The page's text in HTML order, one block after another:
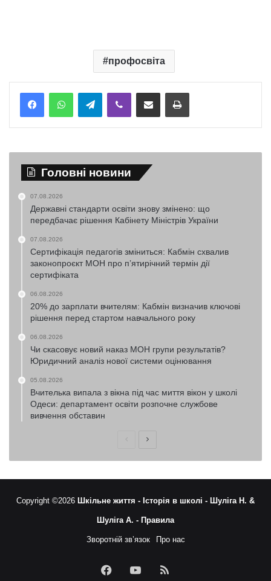
профосвіта
TelegramViber Надіслати електронною поштоюНадрукувати
Головні новини
07.08.2026
Державні стандарти освіти знову змінено: що
передбачає рішення Кабінету Міністрів України
07.08.2026
Сертифікація педагогів зміниться: Кабмін схвалив
законопроєкт МОН про п’ятирічний термін дії
сертифіката
06.08.2026
20% до зарплати вчителям: Кабмін визначив ключові
рішення перед стартом навчального року
06.08.2026
Чи скасовує новий наказ МОН групи результатів?
Юридичний аналіз нової системи оцінювання
05.08.2026
Вчителька випала з вікна під час миття вікон у школі
Одеси: департамент освіти розпочне службове
вивчення обставин
ПопередняНаступна
Copyright ©2026 Шкільне життя - Історія в школі - Шуліга Н. &
Шуліга А. - Правила
Зворотній зв’язок Про нас
FacebookYouTubeRSS